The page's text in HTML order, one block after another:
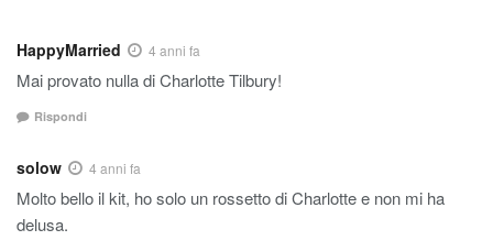
HappyMarried 4 anni fa
Mai provato nulla di Charlotte Tilbury!
Rispondi
solow 4 anni fa
Molto bello il kit, ho solo un rossetto di Charlotte e non mi ha
delusa.